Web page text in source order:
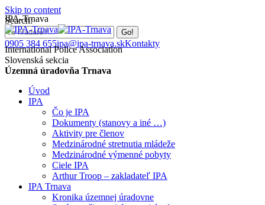
Skip to content
Search:
0905 384 655ipa@ipa-trnava.skKontakty
IPA-Trnava
International Police Association
Slovenská sekcia
Územná úradovňa Trnava
Úvod
IPA
Čo je IPA
Dokumenty (stanovy a iné …)
Aktivity pre členov
Medzinárodné stretnutia mládeže
Medzinárodné výmenné pobyty
Ciele IPA
Arthur Troop – zakladateľ IPA
IPA Trnava
Kronika územnej úradovne